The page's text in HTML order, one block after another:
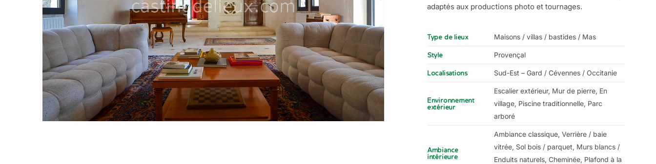
adaptés aux productions photo et tournages.
Type de lieux Maisons / villas / bastides / Mas
Style Provençal
Localisations Sud-Est – Gard / Cévennes / Occitanie
Environnement
extérieur
Escalier extérieur, Mur de pierre, En
village, Piscine traditionnelle, Parc
arboré
Ambiance
intérieure
Ambiance classique, Verrière / baie
vitrée, Sol bois / parquet, Murs blancs /
Enduits naturels, Cheminée, Plafond à la